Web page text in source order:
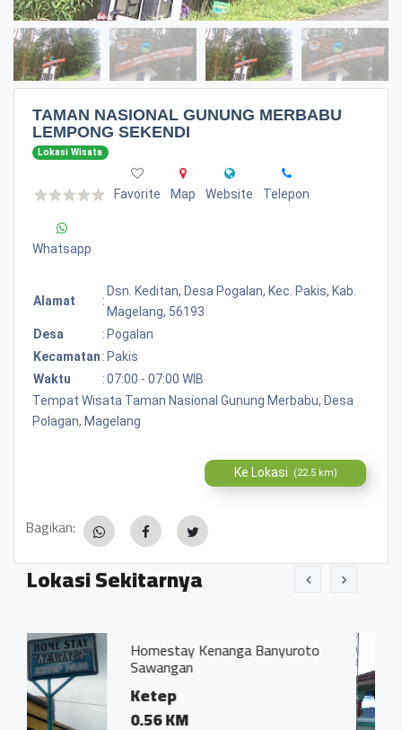
TAMAN NASIONAL GUNUNG MERBABU
LEMPONG SEKENDI
Lokasi Wisata
Favorite Map Website Telepon
Whatsapp
Alamat :
Dsn. Keditan, Desa Pogalan, Kec. Pakis, Kab.
Magelang, 56193
Desa
: Pogalan
Kecamatan : Pakis
Waktu
:07:00 - 07:00 WIB
Tempat Wisata Taman Nasional Gunung Merbabu, Desa
Polagan, Magelang
Ke Lokasi (22.5 km)
Bagikan:
Lokasi Sekitarnya
Kenanga Banyuroto Masjid
Dusun
0.74 KM